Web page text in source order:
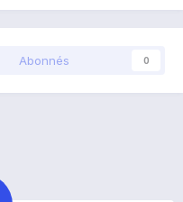
Abonnés 0